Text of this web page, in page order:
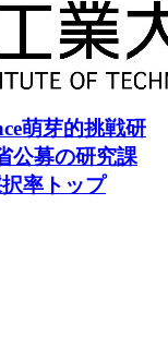
萌芽的挑戦研
公募の研究課
率トップ